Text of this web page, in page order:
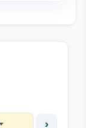
›